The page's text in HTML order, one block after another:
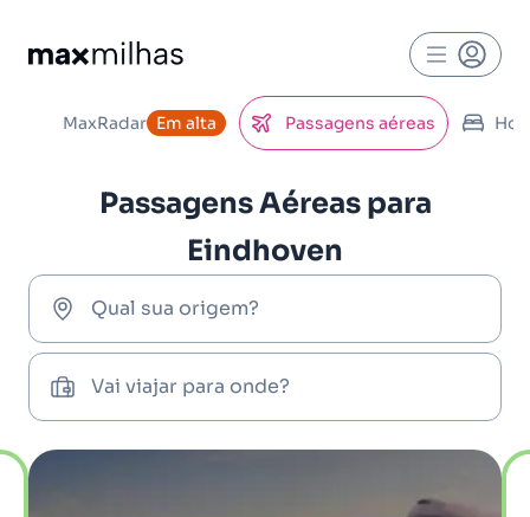
MaxRadar Em alta Passagens aéreas
Passagens Aéreas para
Eindhoven
Qual sua origem?
Vai viajar para onde?